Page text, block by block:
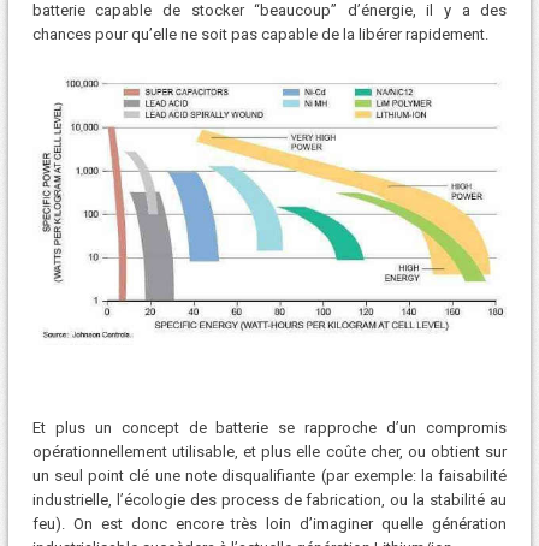
batterie capable de stocker “beaucoup” d’énergie, il y a des
chances pour qu’elle ne soit pas capable de la libérer rapidement.
Et plus un concept de batterie se rapproche d’un compromis
opérationnellement utilisable, et plus elle coûte cher, ou obtient sur
un seul point clé une note disqualifiante (par exemple: la faisabilité
industrielle, l’écologie des process de fabrication, ou la stabilité au
feu). On est donc encore très loin d’imaginer quelle génération